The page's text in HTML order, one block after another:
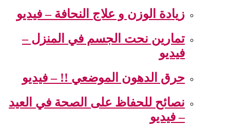
زيادة الوزن و علاج النحافة – فيديو
تمارين نحت الجسم في المنزل –
فيديو
حرق الدهون الموضعي !! – فيديو
نصائح للحفاظ على الصحة في العيد
– فيديو